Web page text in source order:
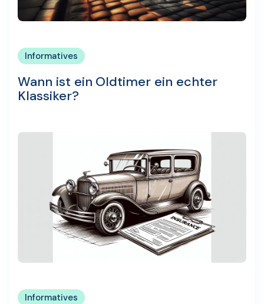
Informatives
Wann ist ein Oldtimer ein echter
Klassiker?
Informatives